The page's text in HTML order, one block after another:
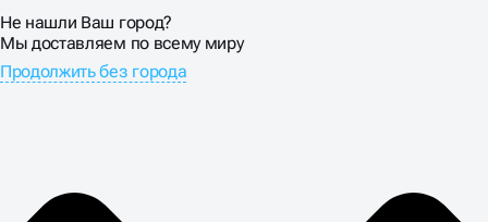
Не нашли Ваш город?
Мы доставляем по всему миру
Продолжить без города